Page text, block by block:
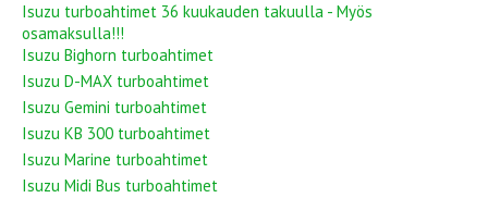
Isuzu turboahtimet 36 kuukauden takuulla - Myös
osamaksulla!!!
Isuzu Bighorn turboahtimet
Isuzu D-MAX turboahtimet
Isuzu Gemini turboahtimet
Isuzu KB 300 turboahtimet
Isuzu Marine turboahtimet
Isuzu Midi Bus turboahtimet